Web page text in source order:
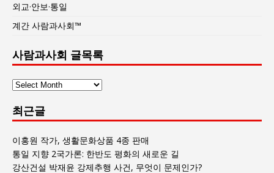
외교·안보·통일
계간 사람과사회™
사람과사회 글목록
사
과
사
회
글
목
최근글
이홍원 작가, 생활문화상품 4종 판매
통일 지향 2국가론: 한반도 평화의 새로운 길
강산건설 박재윤 강제추행 사건, 무엇이 문제인가?